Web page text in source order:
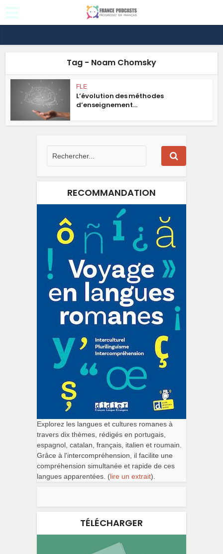
Tag - Noam Chomsky
FLE
L’évolution des méthodes
d’enseignement...
RECOMMANDATION
Explorez les langues et cultures romanes à
travers dix thèmes, rédigés en portugais,
espagnol, catalan, français, italien et roumain.
Grâce à l'intercompréhension, il facilite une
compréhension simultanée et rapide de ces
langues apparentées. (lire un extrait).
TÉLÉCHARGER